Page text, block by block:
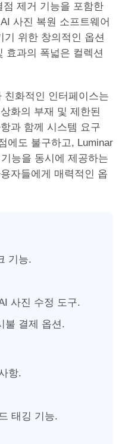
제거 기능을 포함한
사진 복원 소프트웨어
위한 창의적인 옵션
효과의 폭넓은 컬렉션
친화적인 인터페이스는
화의 부재 및 제한된
과 함께 시스템 요구
에도 불구하고, Luminar
능을 동시에 제공하는
자들에게 매력적인 옵
기능.
사진 수정 도구.
불 결제 옵션.
항.
태깅 기능.